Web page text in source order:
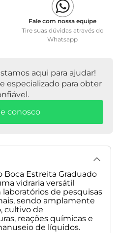
mm
Fale com nossa equipe
Tire suas dúvidas através do
Whatsapp
aqui para ajudar!
especializado para obter
conosco
Boca Estreita Graduado
vidraria versátil
de pesquisas
sendo amplamente
cultivo de
reações químicas e
de líquidos.